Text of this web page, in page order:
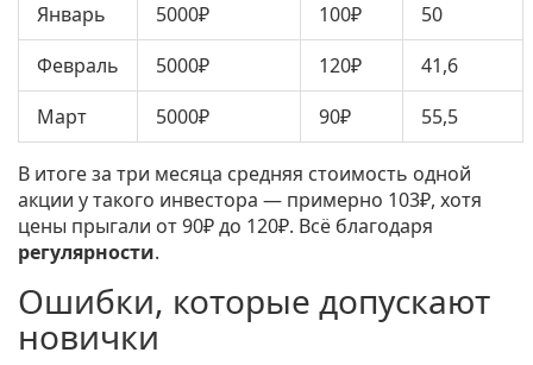
Январь
5000₽ 100₽
50
Февраль
5000₽ 120₽
41,6
Март
5000₽ 90₽ 55,5
В итоге за три месяца средняя стоимость одной
акции у такого инвестора — примерно 103₽, хотя
цены прыгали от 90₽ до 120₽. Всё благодаря
регулярности.
Ошибки, которые допускают
новички